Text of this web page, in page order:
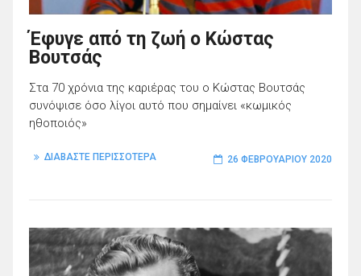
Έφυγε από τη ζωή ο Κώστας
Βουτσάς
Στα 70 χρόνια της καριέρας του ο Κώστας Βουτσάς
συνόψισε όσο λίγοι αυτό που σημαίνει «κωμικός
ηθοποιός»
ΔΙΑΒΑΣΤΕ ΠΕΡΙΣΣΟΤΕΡΑ 26 ΦΕΒΡΟΥΑΡΊΟΥ 2020